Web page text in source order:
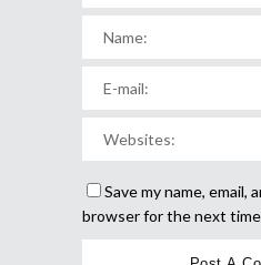
Save my name, email,
browser for the next